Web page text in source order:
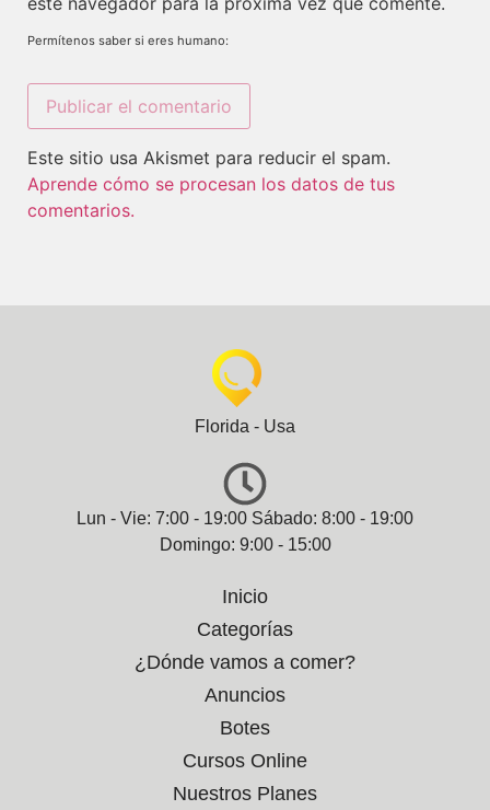
Permítenos saber si eres humano:
Este sitio usa Akismet para reducir el spam.
Aprende cómo se procesan los datos de tus
comentarios.
Florida - Usa
Lun - Vie: 7:00 - 19:00 Sábado: 8:00 - 19:00
Domingo: 9:00 - 15:00
Inicio
Categorías
¿Dónde vamos a comer?
Anuncios
Botes
Cursos Online
Nuestros Planes